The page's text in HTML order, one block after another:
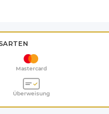
Mastercard
Überweisung